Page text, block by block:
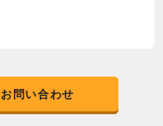
問い合わせ